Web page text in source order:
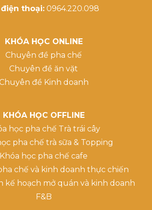
điện thoại:0964.220.098
KHÓA HỌC ONLINE
Chuyên đề pha chế
Chuyên đề ăn vặt
đề Kinh doanh
KHÓA HỌC OFFLINE
học pha chế Trà trái cây
pha chế trà sữa & Topping
Khóa học pha chế cafe
chế và kinh doanh thực chiến
kế hoạch mở quán và kinh doanh
F&B